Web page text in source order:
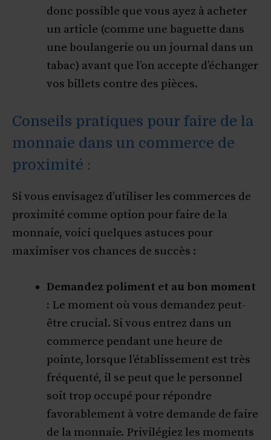
donc possible que vous ayez à acheter
un article (comme une baguette dans
une boulangerie ou un journal dans un
tabac) avant que l’on accepte d’échanger
vos billets contre des pièces.
Conseils pratiques pour faire de la
monnaie dans un commerce de
proximité :
Si vous envisagez d’utiliser les commerces de
proximité comme option pour faire de la
monnaie, voici quelques astuces pour
maximiser vos chances de succès :
Demandez poliment et au bon moment
: Le moment où vous demandez peut-
être crucial. Si vous entrez dans un
commerce pendant une heure de
pointe, lorsque l’établissement est très
fréquenté, il se peut que le personnel
soit trop occupé pour répondre
favorablement à votre demande de faire
de la monnaie. Privilégiez les moments